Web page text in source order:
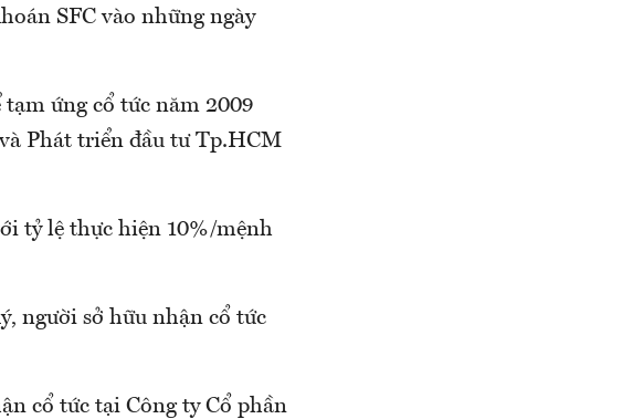
SFC vào những ngày
ứng cổ tức năm 2009
Phát triển đầu tư Tp.HCM
tỷ lệ thực hiện 10%/mệnh
người sở hữu nhận cổ tức
cổ tức tại Công ty Cổ phần